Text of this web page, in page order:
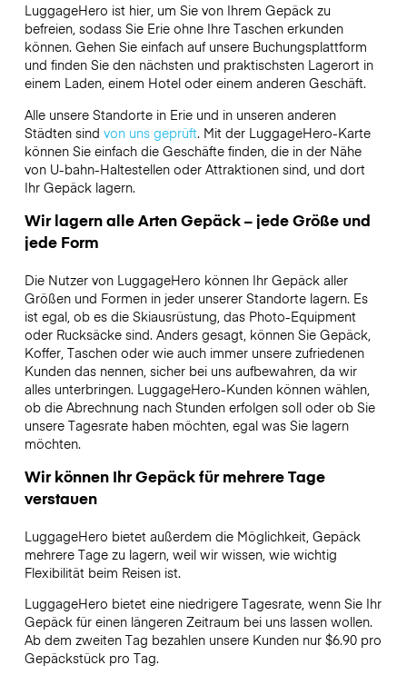
LuggageHero ist hier, um Sie von Ihrem Gepäck zu
befreien, sodass Sie Erie ohne Ihre Taschen erkunden
können. Gehen Sie einfach auf unsere Buchungsplattform
und finden Sie den nächsten und praktischsten Lagerort in
einem Laden, einem Hotel oder einem anderen Geschäft.
Alle unsere Standorte in Erie und in unseren anderen
Städten sind von uns geprüft. Mit der LuggageHero-Karte
können Sie einfach die Geschäfte finden, die in der Nähe
von U-bahn-Haltestellen oder Attraktionen sind, und dort
Ihr Gepäck lagern.
Wir lagern alle Arten Gepäck – jede Größe und
jede Form
Die Nutzer von LuggageHero können Ihr Gepäck aller
Größen und Formen in jeder unserer Standorte lagern. Es
ist egal, ob es die Skiausrüstung, das Photo-Equipment
oder Rucksäcke sind. Anders gesagt, können Sie Gepäck,
Koffer, Taschen oder wie auch immer unsere zufriedenen
Kunden das nennen, sicher bei uns aufbewahren, da wir
alles unterbringen. LuggageHero-Kunden können wählen,
ob die Abrechnung nach Stunden erfolgen soll oder ob Sie
unsere Tagesrate haben möchten, egal was Sie lagern
möchten.
Wir können Ihr Gepäck für mehrere Tage
verstauen
LuggageHero bietet außerdem die Möglichkeit, Gepäck
mehrere Tage zu lagern, weil wir wissen, wie wichtig
Flexibilität beim Reisen ist.
LuggageHero bietet eine niedrigere Tagesrate, wenn Sie Ihr
Gepäck für einen längeren Zeitraum bei uns lassen wollen.
Ab dem zweiten Tag bezahlen unsere Kunden nur $6.90 pro
Gepäckstück pro Tag.